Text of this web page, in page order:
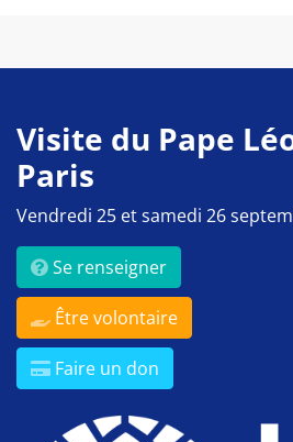
Visite du Pape
Paris
Vendredi 25 et samedi 26
Se renseigner
Être volontaire
Faire un don